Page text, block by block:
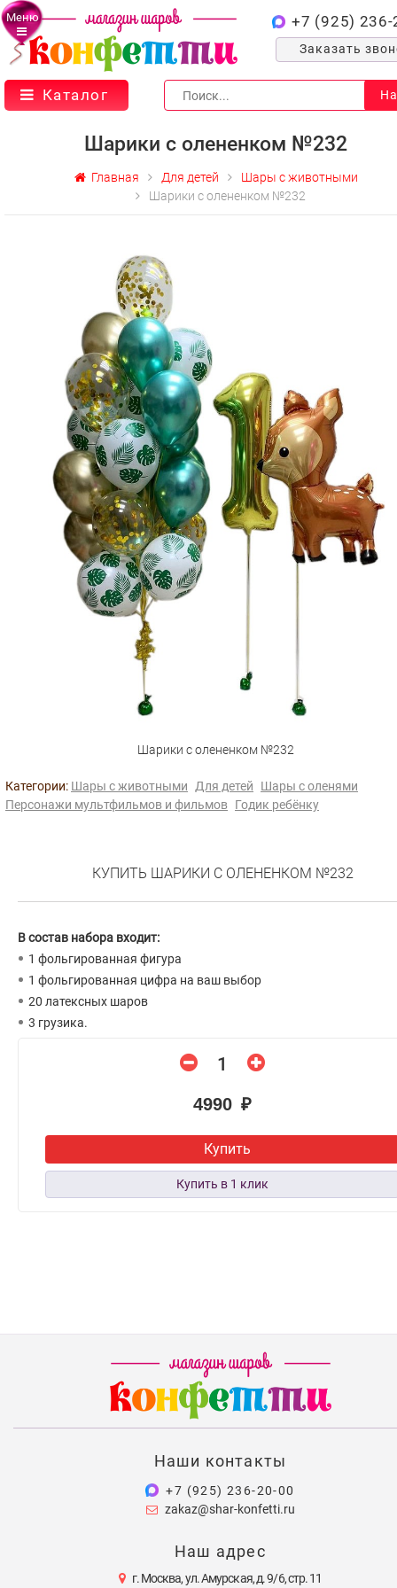
Меню +7 (925) 236-
Заказать
Каталог
Шарики с олененком №232
Главная Для детей
Шары с животными
Шарики с олененком №232
Шарики с олененком №232
Категории: Шары с животными Для детей
Шары с оленями
Персонажи мультфильмов и фильмов Годик ребёнку
КУПИТЬ ШАРИКИ С ОЛЕНЕНКОМ №232
В состав набора входит:
1 фольгированная фигура
1 фольгированная цифра на ваш выбор
20 латексных шаров
3 грузика.
4990 ₽
Купить
Наши контакты
+7 (925) 236-20-00
zakaz@shar-konfetti.ru
Наш адрес
г. Москва, ул. Амурская, д. 9/6, стр. 11